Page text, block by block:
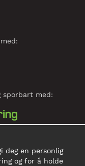
sporbart med:
deg en personlig
og for å holde